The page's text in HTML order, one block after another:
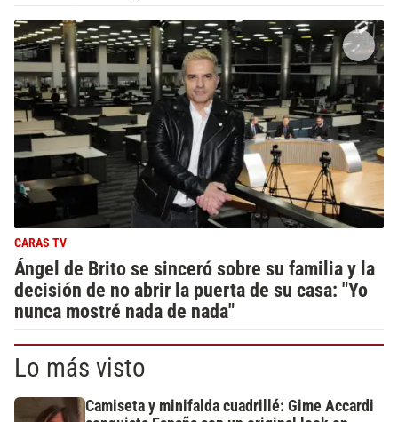
CARAS TV
Ángel de Brito se sinceró sobre su familia y la
decisión de no abrir la puerta de su casa: "Yo
nunca mostré nada de nada"
Lo más visto
Camiseta y minifalda cuadrillé: Gime Accardi